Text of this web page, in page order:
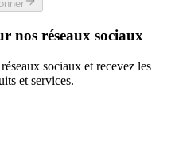
nos réseaux sociaux
sociaux et recevez les
et services.